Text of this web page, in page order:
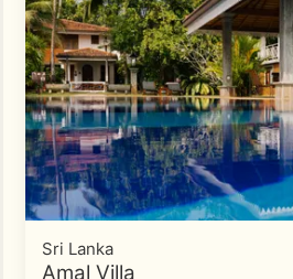
Sri Lanka
Amal Villa